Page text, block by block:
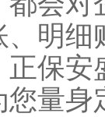
、明
正保
量身